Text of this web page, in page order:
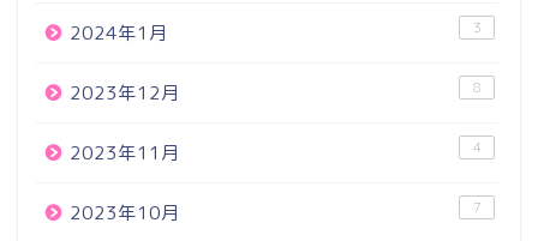
2024年1月 3
2023年12月 8
2023年11月 4
2023年10月 7